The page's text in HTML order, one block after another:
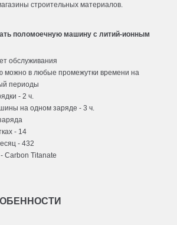
строительных материалов.
поломоечную машину с литий-ионным
обслуживания
можно в любые промежутки времени на
периоды
- 2 ч.
на одном заряде - 3 ч.
- 14
- 432
Carbon Titanate